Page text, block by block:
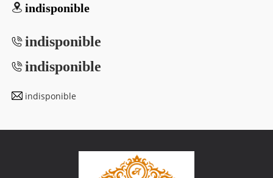
indisponible
indisponible
indisponible
indisponible